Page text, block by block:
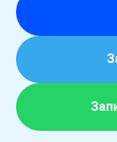
Операции